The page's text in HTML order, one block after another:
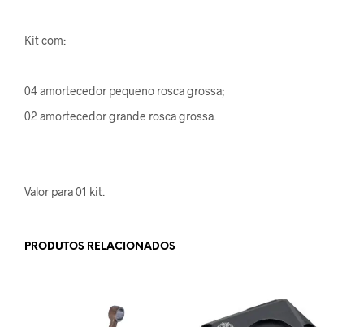
Kit com:
04 amortecedor pequeno rosca grossa;
02 amortecedor grande rosca grossa.
Valor para 01 kit.
PRODUTOS RELACIONADOS